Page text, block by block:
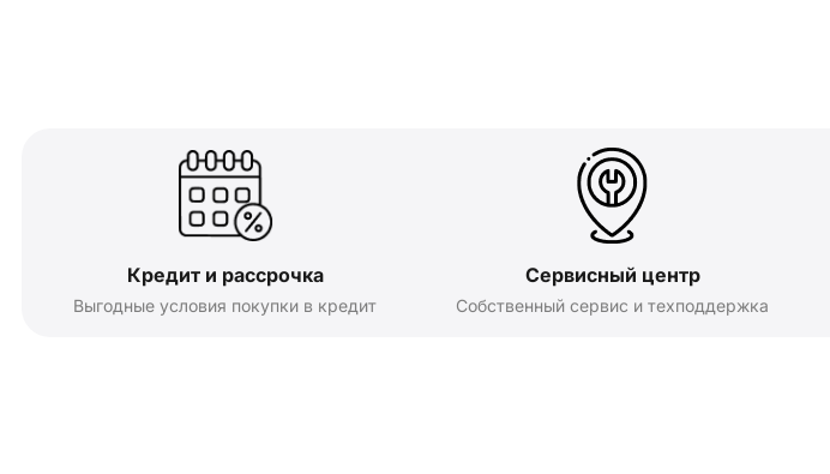
Кредит и рассрочка
Выгодные условия покупки в кредит
Сервисный центр
Собственный сервис и техподдержка